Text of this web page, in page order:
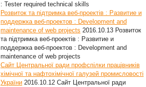
: Tester required technical skills
Розвиток та підтримка веб-проектів : Развитие и
поддержка веб-проектов : Development and
maintenance of web projects 2016.10.13 Розвиток
та підтримка веб-проектів : Развитие и
поддержка веб-проектов : Development and
maintenance of web projects
Сайт Центральної ради профспілки працівників
хімічної та нафтохімічної галузей промисловості
України 2016.10.12 Сайт Центральної ради